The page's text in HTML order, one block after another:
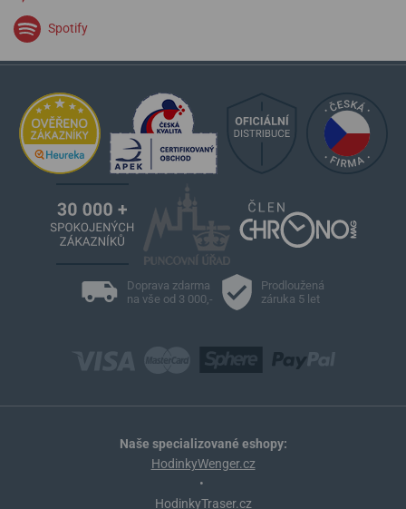
Spotify
Doprava zdarma
na vše od 3 000,-
Prodloužená
záruka 5 let
Naše specializované eshopy:
HodinkyWenger.cz
•
HodinkyTraser.cz